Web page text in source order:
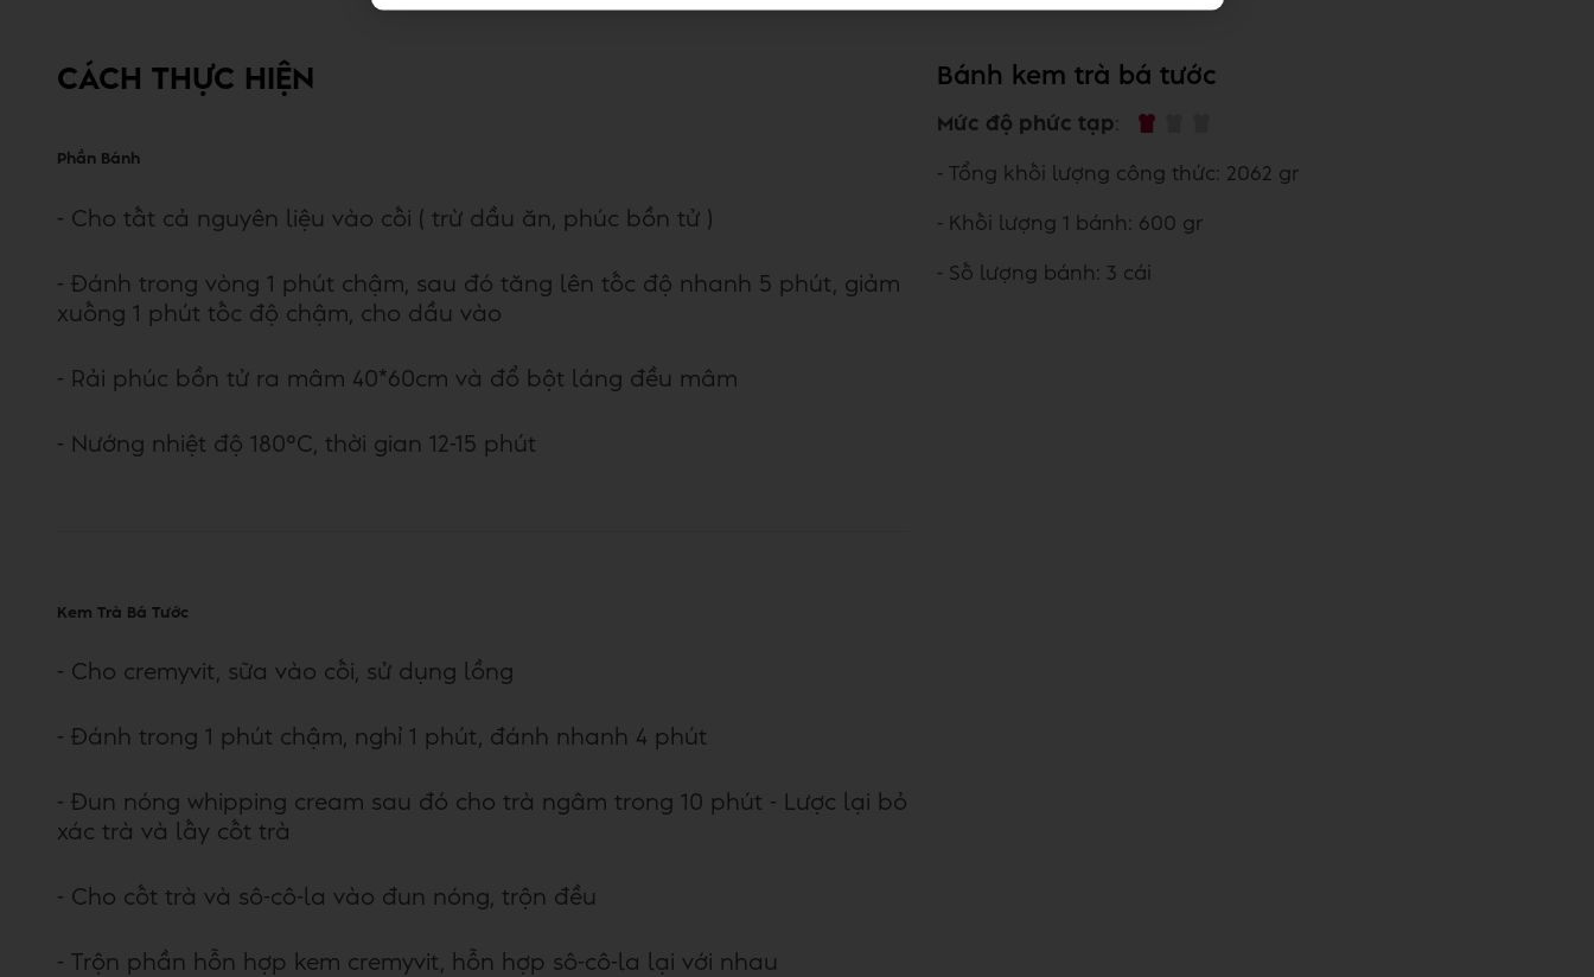
CÁCH THỰC HIỆN
Phần Bánh
- Cho tất cả nguyên liệu vào cối ( trừ dầu ăn, phúc bồn tử )
- Đánh trong vòng 1 phút chậm, sau đó tăng lên tốc độ nhanh 5 phút, giảm
xuống 1 phút tốc độ chậm, cho dầu vào
- Rải phúc bồn tử ra mâm 40*60cm và đổ bột láng đều mâm
- Nướng nhiệt độ 180°C, thời gian 12-15 phút
Kem Trà Bá Tước
- Cho cremyvit, sữa vào cối, sử dụng lồng
- Đánh trong 1 phút chậm, nghỉ 1 phút, đánh nhanh 4 phút
- Đun nóng whipping cream sau đó cho trà ngâm trong 10 phút - Lược lại bỏ
xác trà và lấy cốt trà
- Cho cốt trà và sô-cô-la vào đun nóng, trộn đều
- Trộn phần hỗn hợp kem cremyvit, hỗn hợp sô-cô-la lại với nhau
Bánh kem trà bá tước
Mức độ phức tạp:
- Tổng khối lượng công thức: 2062 gr
- Khối lượng 1 bánh: 600 gr
- Số lượng bánh: 3 cái